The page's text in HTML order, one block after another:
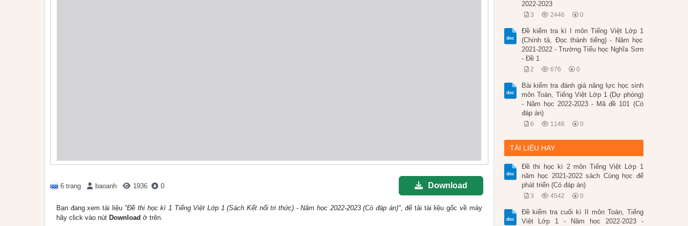
6 trang baoanh 1936 0 Download
Bạn đang xem tài liệu "Đề thi học kì 1 Tiếng Việt Lớp 1 (Sách Kết nối tri thức) - Năm học 2022-2023 (Có đáp án)", để tải tài liệu gốc về máy
hãy click vào nút Download ở trên.
2022-2023
3 2446 0
Đề kiểm tra kì I môn Tiếng Việt Lớp 1
(Chính tả, Đọc thành tiếng) - Năm học
2021-2022 - Trường Tiểu học Nghĩa Sơn
- Đề 1
2 676 0
Bài kiểm tra đánh giá năng lực học sinh
môn Toán, Tiếng Việt Lớp 1 (Dự phòng)
- Năm học 2022-2023 - Mã đề 101 (Có
đáp án)
6 1146 0
TÀI LIỆU HAY
Đề thi học kì 2 môn Tiếng Việt Lớp 1
năm học 2021-2022 sách Cùng học để
phát triển (Có đáp án)
3 4542 0
Đề kiểm tra cuối kì II môn Toán, Tiếng
Việt Lớp 1 - Năm học 2022-2023 -